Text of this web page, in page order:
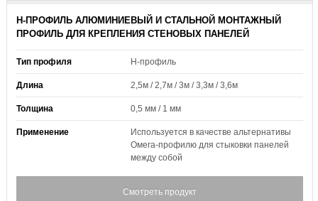
H-ПРОФИЛЬ АЛЮМИНИЕВЫЙ И СТАЛЬНОЙ МОНТАЖНЫЙ
ПРОФИЛЬ ДЛЯ КРЕПЛЕНИЯ СТЕНОВЫХ ПАНЕЛЕЙ
Тип профиля H-профиль
Длина 2,5м / 2,7м / 3м / 3,3м / 3,6м
Толщина 0,5 мм / 1 мм
Применение
Используется в качестве альтернативы
Омега-профилю для стыковки панелей
между собой
Смотреть продукт